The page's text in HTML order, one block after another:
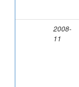
2008-
11